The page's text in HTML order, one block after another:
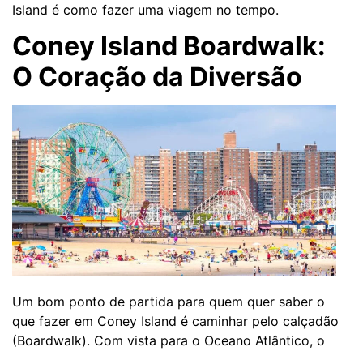
Island é como fazer uma viagem no tempo.
Coney Island Boardwalk:
O Coração da Diversão
Um bom ponto de partida para quem quer saber o
que fazer em Coney Island é caminhar pelo calçadão
(Boardwalk). Com vista para o Oceano Atlântico, o